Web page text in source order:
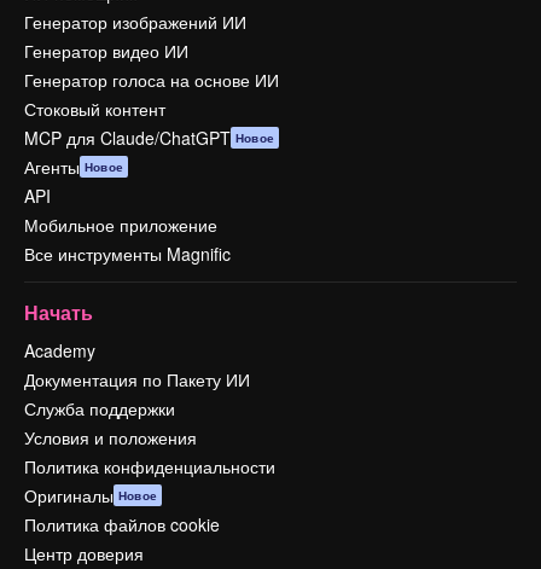
Генератор изображений ИИ
Генератор видео ИИ
Генератор голоса на основе ИИ
Стоковый контент
MCP для Claude/ChatGPT Новое
Агенты Новое
API
Мобильное приложение
Все инструменты Magnific
Начать
Academy
Документация по Пакету ИИ
Служба поддержки
Условия и положения
Политика конфиденциальности
Оригиналы Новое
Политика файлов cookie
Центр доверия